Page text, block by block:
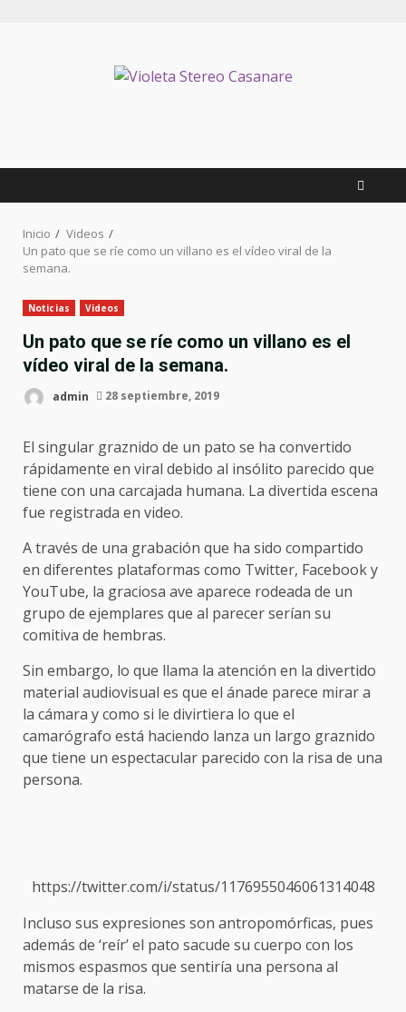
Inicio
Videos
Un pato que se ríe como un villano es el vídeo viral de la
semana.
Noticias Videos
Un pato que se ríe como un villano es el
vídeo viral de la semana.
admin 28 septiembre, 2019
El singular graznido de un pato se ha convertido
rápidamente en viral debido al insólito parecido que
tiene con una carcajada humana. La divertida escena
fue registrada en video.
A través de una grabación que ha sido compartido
en diferentes plataformas como Twitter, Facebook y
YouTube, la graciosa ave aparece rodeada de un
grupo de ejemplares que al parecer serían su
comitiva de hembras.
Sin embargo, lo que llama la atención en la divertido
material audiovisual es que el ánade parece mirar a
la cámara y como si le divirtiera lo que el
camarógrafo está haciendo lanza un largo graznido
que tiene un espectacular parecido con la risa de una
persona.
https://twitter.com/i/status/1176955046061314048
Incluso sus expresiones son antropomórficas, pues
además de ‘reír’ el pato sacude su cuerpo con los
mismos espasmos que sentiría una persona al
matarse de la risa.